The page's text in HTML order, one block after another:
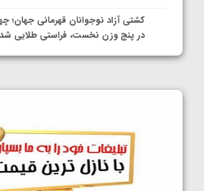
کشتی آزاد نوجوانان قهرمانی جهان؛
در پنج وزن نخست، فراستی طلایی شد
1405/05/11
کشتی آزاد نوجوانان جهان؛ رقبای
ایران مشخص شدند
1405/05/08